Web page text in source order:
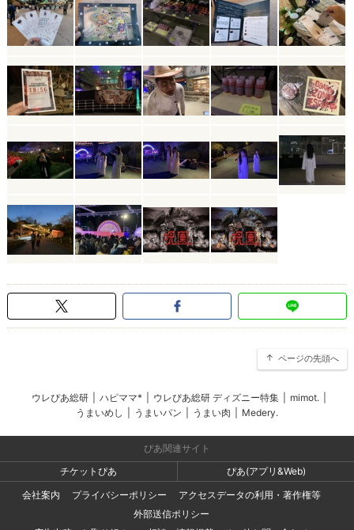
ページの先頭へ
ウレぴあ総研 ハピママ* ウレぴあ総研 ディズニー特集 mimot.
うまいめし
うまいパン うまい肉 Medery.
ぴあ関連サイト
チケットぴあ
ぴあ(アプリ&Web)
会社案内
プライバシーポリシー
アクセスデータの利用・著作権等
外部送信ポリシー